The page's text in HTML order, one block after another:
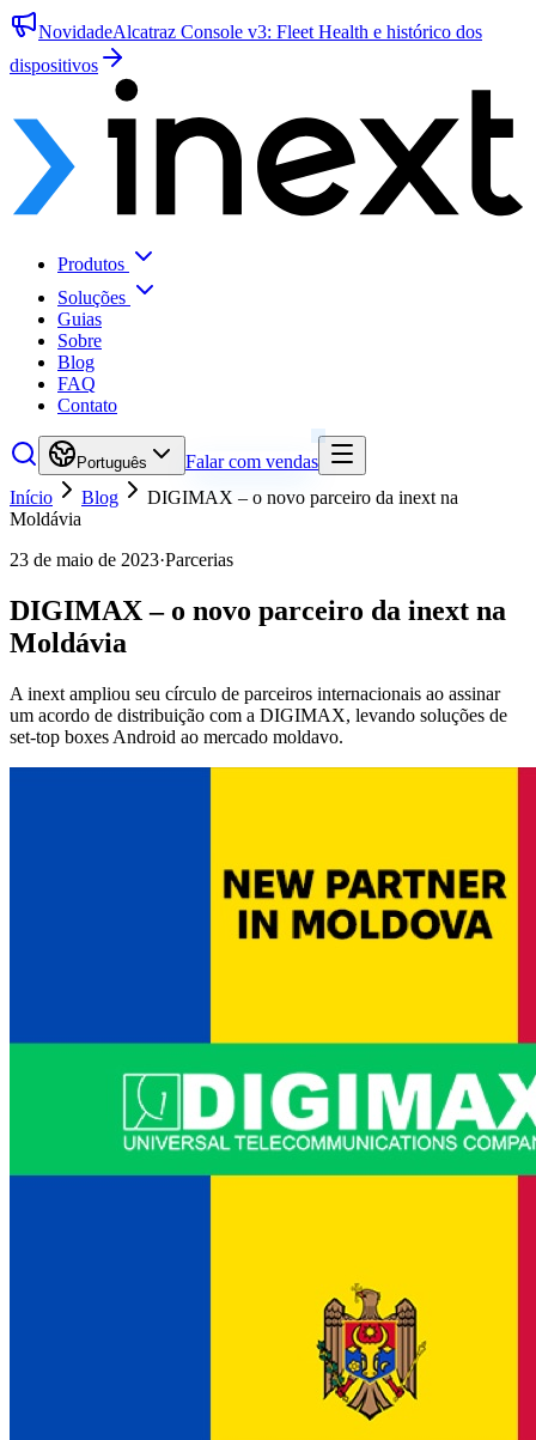
NovidadeAlcatraz Console v3: Fleet Health e histórico dos
dispositivos
Produtos
Soluções
Guias
Sobre
Blog
FAQ
Contato
Português
Falar com vendas
Início
Blog
DIGIMAX – o novo parceiro da inext na
Moldávia
23 de maio de 2023·Parcerias
DIGIMAX – o novo parceiro da inext na
Moldávia
A inext ampliou seu círculo de parceiros internacionais ao assinar
um acordo de distribuição com a DIGIMAX, levando soluções de
set-top boxes Android ao mercado moldavo.